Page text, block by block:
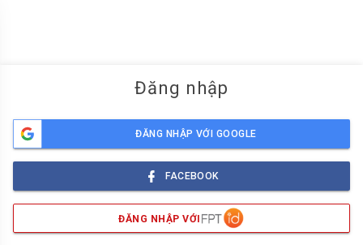
Đăng nhập
ĐĂNG NHẬP VỚI GOOGLE
FACEBOOK
ĐĂNG NHẬP VỚI